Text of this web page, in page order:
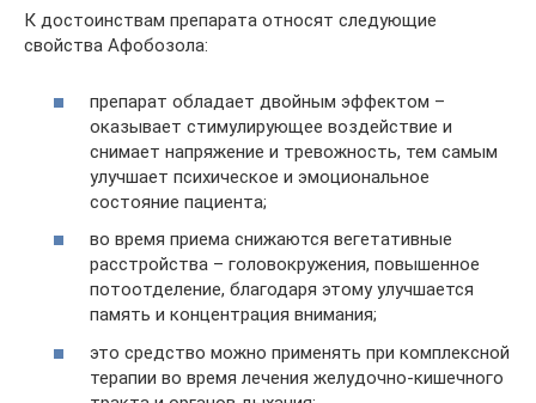
К достоинствам препарата относят следующие
свойства Афобозола:
препарат обладает двойным эффектом –
оказывает стимулирующее воздействие и
снимает напряжение и тревожность, тем самым
улучшает психическое и эмоциональное
состояние пациента;
во время приема снижаются вегетативные
расстройства – головокружения, повышенное
потоотделение, благодаря этому улучшается
память и концентрация внимания;
это средство можно применять при комплексной
терапии во время лечения желудочно-кишечного